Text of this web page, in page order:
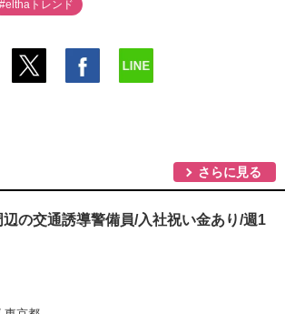
#elthaトレンド
さらに見る
辺の交通誘導警備員/入社祝い金あり/週1